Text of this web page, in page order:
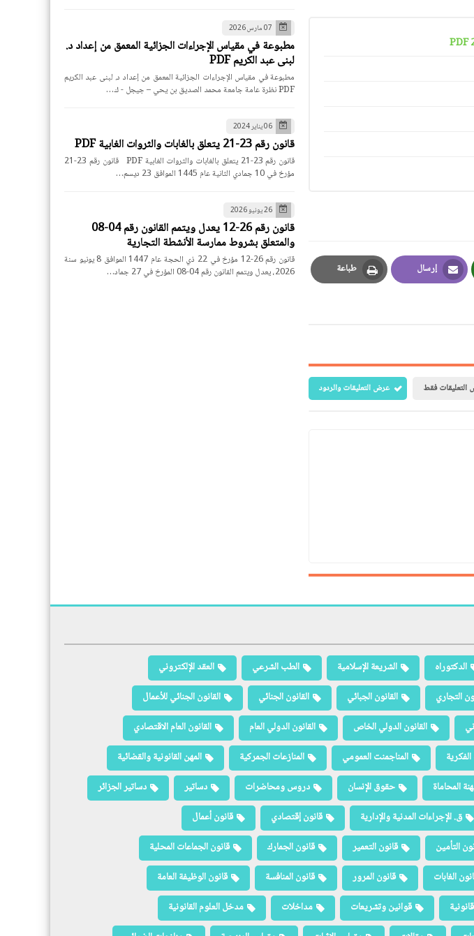
إرسال
Email
طباعة
Print
فقط عرض التعليقات والردود
07 مارس 2026
مطبوعة في مقياس الإجراءات الجزائية المعمق من إعداد د.
لبنى عبد الكريم PDF
مطبوعة في مقياس الإجراءات الجزائية المعمق من إعداد د. لبنى عبد الكريم
PDF نظرة عامة جامعة محمد الصديق بن يحي – جيجل - ك…
06 يناير 2024
قانون رقم 23-21 يتعلق بالغابات والثروات الغابية PDF
قانون رقم 23-21 يتعلق بالغابات والثروات الغابية PDF قانون رقم 23-21
مؤرخ في 10 جمادي الثانية عام 1445 الموافق 23 ديسم…
26 يونيو 2026
قانون رقم 26-12 يعدل ويتمم القانون رقم 04-08
والمتعلق بشروط ممارسة الأنشطة التجارية
قانون رقم 26-12 مؤرخ في 22 ذي الحجة عام 1447 الموافق 8 يونيو سنة
2026، يعدل ويتمم القانون رقم 04-08 المؤرخ في 27 جماد…
الدكتوراه الشريعة الإسلامية الطب الشرعي
العقد الإلكتروني
التجاري القانون الجبائي القانون الجنائي
القانون الجنائي للأعمال
القانون الدولي الخاص القانون الدولي العام
القانون العام الاقتصادي
المناجمنت العمومي المنازعات الجمركية
المهن القانونية والقضائية
المحاماة حقوق الإنسان دروس ومحاضرات دساتير
دساتير الجزائر
ق. الإجراءات المدنية والإدارية قانون إقتصادي
قانون أعمال
التأمين قانون التعمير قانون الجمارك
قانون الجماعات المحلية
الغابات قانون المرور قانون المنافسة
قانون الوظيفة العامة
قوانين وتشريعات مداخلات
مدخل العلوم القانونية